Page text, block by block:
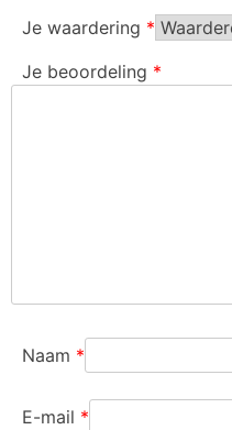
Je waardering *
Je beoordeling *
Naam *
E-mail *